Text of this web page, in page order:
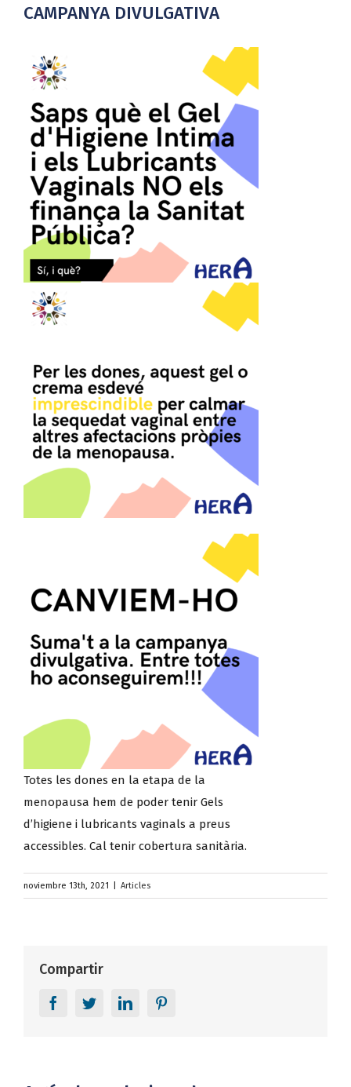
CAMPANYA DIVULGATIVA
Totes les dones en la etapa de la
menopausa hem de poder tenir Gels
d’higiene i lubricants vaginals a preus
accessibles. Cal tenir cobertura sanitària.
noviembre 13th, 2021 Articles
Compartir
FacebookTwitterLinkedIn